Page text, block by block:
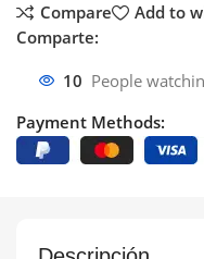
Compare
Add to
Comparte:
10 People
Payment Methods: